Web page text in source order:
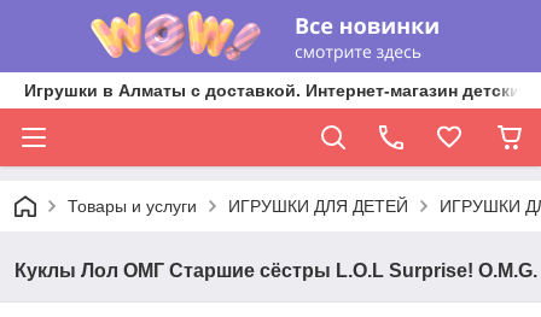
Игрушки в Алматы с доставкой. Интернет-магазин
Товары и услуги ИГРУШКИ ДЛЯ ДЕТЕЙ ИГРУШКИ
Куклы Лол ОМГ Старшие сёстры L.O.L Surprise! O.M.G.